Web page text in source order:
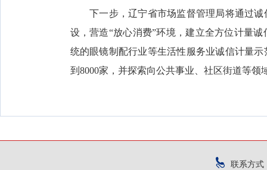
下一步，辽宁省市场监督管理局将通过诚
设，营造“放心消费”环境，建立全方位计量
统的眼镜制配行业等生活性服务业诚信计量
到8000家，并探索向公共事业、社区街道等
联系方式